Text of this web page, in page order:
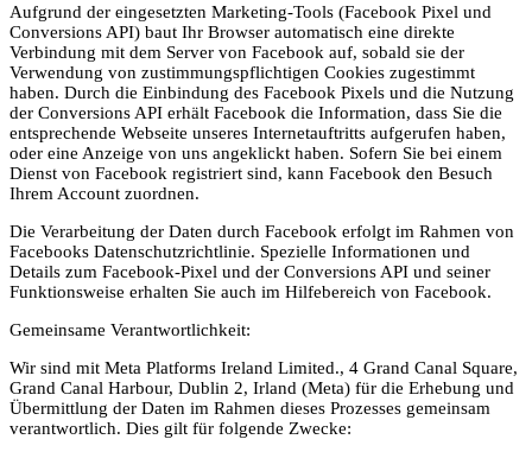
Aufgrund der eingesetzten Marketing-Tools (Facebook Pixel und
Conversions API) baut Ihr Browser automatisch eine direkte
Verbindung mit dem Server von Facebook auf, sobald sie der
Verwendung von zustimmungspflichtigen Cookies zugestimmt
haben. Durch die Einbindung des Facebook Pixels und die Nutzung
der Conversions API erhält Facebook die Information, dass Sie die
entsprechende Webseite unseres Internetauftritts aufgerufen haben,
oder eine Anzeige von uns angeklickt haben. Sofern Sie bei einem
Dienst von Facebook registriert sind, kann Facebook den Besuch
Ihrem Account zuordnen.
Die Verarbeitung der Daten durch Facebook erfolgt im Rahmen von
Facebooks Datenschutzrichtlinie. Spezielle Informationen und
Details zum Facebook-Pixel und der Conversions API und seiner
Funktionsweise erhalten Sie auch im Hilfebereich von Facebook.
Gemeinsame Verantwortlichkeit:
Wir sind mit Meta Platforms Ireland Limited., 4 Grand Canal Square,
Grand Canal Harbour, Dublin 2, Irland (Meta) für die Erhebung und
Übermittlung der Daten im Rahmen dieses Prozesses gemeinsam
verantwortlich. Dies gilt für folgende Zwecke: